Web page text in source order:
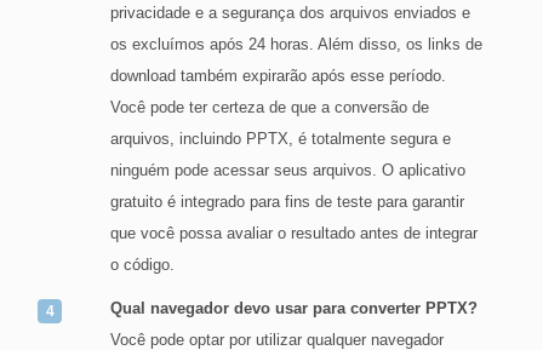
privacidade e a segurança dos arquivos enviados e
os excluímos após 24 horas. Além disso, os links de
download também expirarão após esse período.
Você pode ter certeza de que a conversão de
arquivos, incluindo PPTX, é totalmente segura e
ninguém pode acessar seus arquivos. O aplicativo
gratuito é integrado para fins de teste para garantir
que você possa avaliar o resultado antes de integrar
o código.
Qual navegador devo usar para converter PPTX?
Você pode optar por utilizar qualquer navegador